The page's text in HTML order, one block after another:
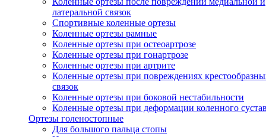
латеральной связок
Спортивные коленные ортезы
Коленные ортезы рамные
Коленные ортезы при остеоартрозе
Коленные ортезы при гонартрозе
Коленные ортезы при артрите
Коленные ортезы при повреждениях
связок
Коленные ортезы при боковой нестабильности
Коленные ортезы при деформации коленного
Ортезы голеностопные
Для большого пальца стопы